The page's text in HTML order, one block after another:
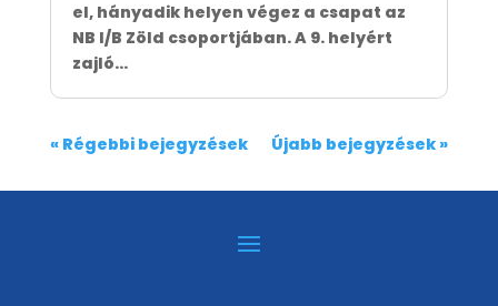
el, hányadik helyen végez a csapat az
NB I/B Zöld csoportjában. A 9. helyért
zajló...
« Régebbi bejegyzések Újabb bejegyzések »